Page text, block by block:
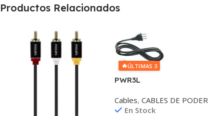
Productos Relacionados
🔥ÚLTIMAS 3
PWR3L
Cables, CABLES DE PODER
En Stock